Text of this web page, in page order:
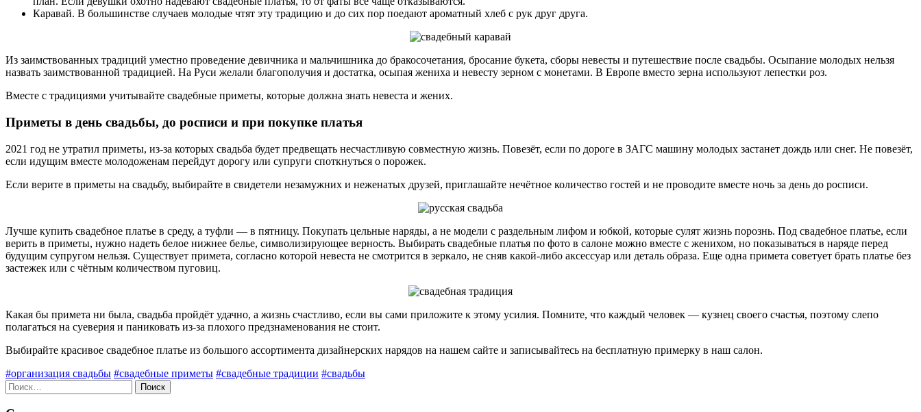
Каравай. В большинстве случаев молодые чтят эту традицию и до сих пор поедают ароматный хлеб с рук друг друга.
Из заимствованных традиций уместно проведение девичника и мальчишника до бракосочетания, бросание букета, сборы невесты и путешествие после свадьбы. Осыпание молодых нельзя
назвать заимствованной традицией. На Руси желали благополучия и достатка, осыпая жениха и невесту зерном с монетами. В Европе вместо зерна используют лепестки роз.
Вместе с традициями учитывайте свадебные приметы, которые должна знать невеста и жених.
Приметы в день свадьбы, до росписи и при покупке платья
2021 год не утратил приметы, из-за которых свадьба будет предвещать несчастливую совместную жизнь. Повезёт, если по дороге в ЗАГС машину молодых застанет дождь или снег. Не повезёт,
если идущим вместе молодоженам перейдут дорогу или супруги споткнуться о порожек.
Если верите в приметы на свадьбу, выбирайте в свидетели незамужних и неженатых друзей, приглашайте нечётное количество гостей и не проводите вместе ночь за день до росписи.
Лучше купить свадебное платье в среду, а туфли — в пятницу. Покупать цельные наряды, а не модели с раздельным лифом и юбкой, которые сулят жизнь порознь. Под свадебное платье, если
верить в приметы, нужно надеть белое нижнее белье, символизирующее верность. Выбирать свадебные платья по фото в салоне можно вместе с женихом, но показываться в наряде перед
будущим супругом нельзя. Существует примета, согласно которой невеста не смотрится в зеркало, не сняв какой-либо аксессуар или деталь образа. Еще одна примета советует брать платье без
застежек или с чётным количеством пуговиц.
Какая бы примета ни была, свадьба пройдёт удачно, а жизнь счастливо, если вы сами приложите к этому усилия. Помните, что каждый человек — кузнец своего счастья, поэтому слепо
полагаться на суеверия и паниковать из-за плохого предзнаменования не стоит.
Выбирайте красивое свадебное платье из большого ассортимента дизайнерских нарядов на нашем сайте и записывайтесь на бесплатную примерку в наш салон.
#организация свадьбы #свадебные приметы #свадебные традиции #свадьбы
Найти: